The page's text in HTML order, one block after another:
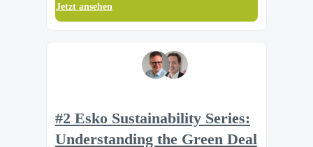
Jetzt ansehen
#2 Esko Sustainability Series:
Understanding the Green Deal